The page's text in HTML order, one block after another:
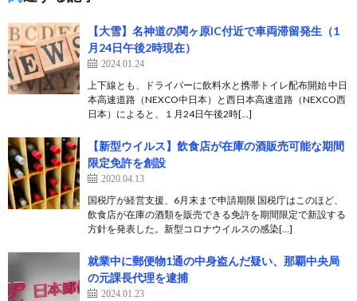
【大雪】名神道の関ヶ原IC付近で車両滞留発生（1
月24日午後2時現在）
2024.01.24
上下線とも、ドライバーに飲料水と携帯トイレ配布開始 中日
本高速道路（NEXCO中日本）と西日本高速道路（NEXCO西
日本）によると、１月24日午後2時[…]
【新型ウイルス】飲食店が在庫の酒販売可能な期間
限定免許を創設
2020.04.13
国税庁が経営支援、6月末まで申請期限 国税庁はこのほど、
飲食店が在庫の酒類を販売できる免許を期間限定で新設する
方針を発表した。新型コロナウイルスの感染[…]
就業中に郵便物1通の中身盗んだ疑い、那覇中央局
の元課長代理を逮捕
2024.01.23